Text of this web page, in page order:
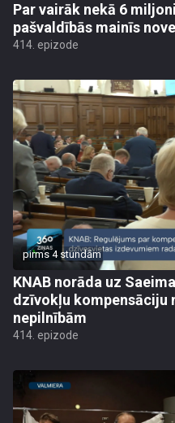
Par vairāk nekā 6
pašvaldībās mainīs
414. epizode
pirms 4 stundām
KNAB norāda uz
dzīvokļu kompensāciju
nepilnībām
414. epizode